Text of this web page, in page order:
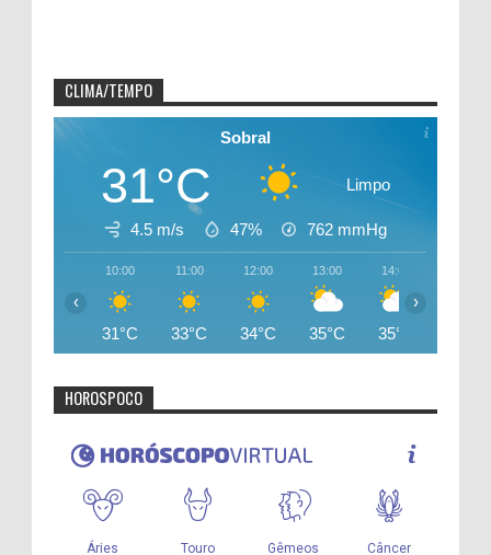
CLIMA/TEMPO
Sobral
31°C Limpo
4.5 m/s 47% 762 mmHg
10:00
31°C
11:00
33°C
12:00
34°C
13:00
35°C
14:00
35°C
‹ ›
HOROSPOCO